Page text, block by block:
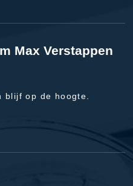
Max Verstappen
blijf op de hoogte.